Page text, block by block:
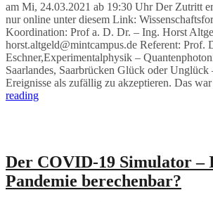
am Mi, 24.03.2021 ab 19:30 Uhr Der Zutritt
nur online unter diesem Link:
Koordination: Prof a. D. Dr. – Ing. Horst
horst.altgeld@mintcampus.de Referent: Prof.
Eschner,Experimentalphysik –
Saarlandes, Saarbrücken Glück oder
Ereignisse als zufällig zu akzeptieren. Das
readingEchter
übers
Wetter
zur
Der COVID-19 Simulator –
Pandemie berechenbar?